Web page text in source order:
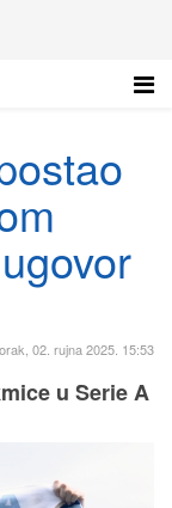
02. rujna 2025. 15:53
u Serie A